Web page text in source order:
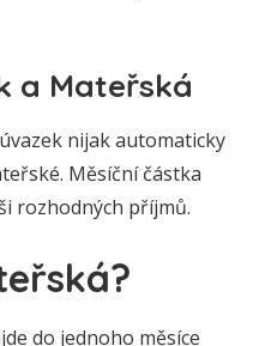
a Mateřská
nijak automaticky
Měsíční částka
rozhodných příjmů.
do jednoho měsíce